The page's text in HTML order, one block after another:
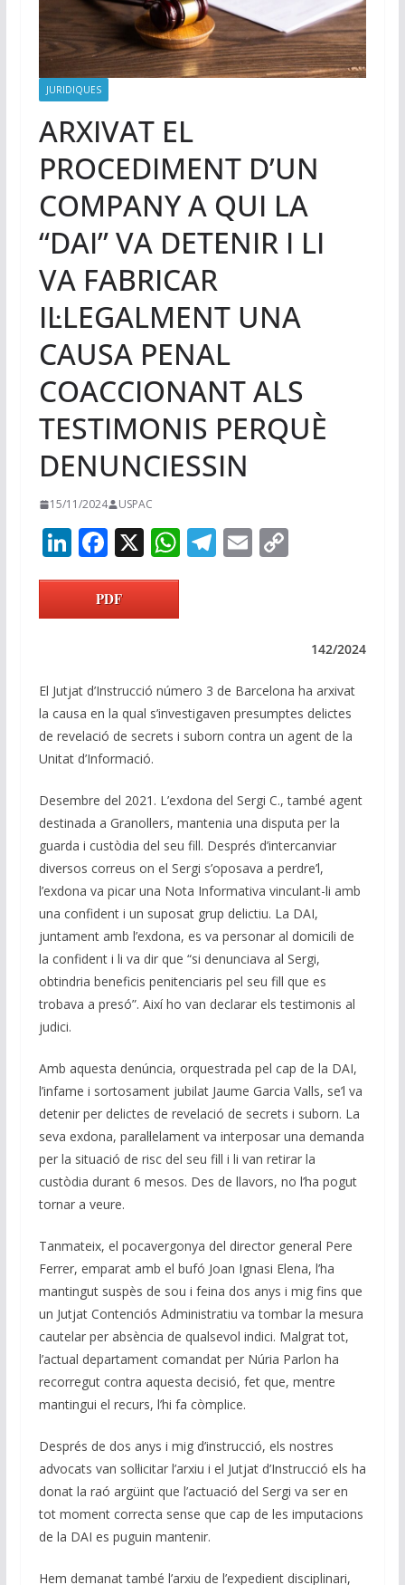
JURIDIQUES
ARXIVAT EL
PROCEDIMENT D’UN
COMPANY A QUI LA
“DAI” VA DETENIR I LI
VA FABRICAR
IL·LEGALMENT UNA
CAUSA PENAL
COACCIONANT ALS
TESTIMONIS PERQUÈ
DENUNCIESSIN
15/11/2024 USPAC
Li
n
k
e
n
F
ac
e
b
o
k
X W
p
p
T
m
E C
n
k
PDF
142/2024
El Jutjat d’Instrucció número 3 de Barcelona ha arxivat
la causa en la qual s’investigaven presumptes delictes
de revelació de secrets i suborn contra un agent de la
Unitat d’Informació.
Desembre del 2021. L’exdona del Sergi C., també agent
destinada a Granollers, mantenia una disputa per la
guarda i custòdia del seu fill. Després d’intercanviar
diversos correus on el Sergi s’oposava a perdre’l,
l’exdona va picar una Nota Informativa vinculant-li amb
una confident i un suposat grup delictiu. La DAI,
juntament amb l’exdona, es va personar al domicili de
la confident i li va dir que “si denunciava al Sergi,
obtindria beneficis penitenciaris pel seu fill que es
trobava a presó”. Així ho van declarar els testimonis al
judici.
Amb aquesta denúncia, orquestrada pel cap de la DAI,
l’infame i sortosament jubilat Jaume Garcia Valls, se’l va
detenir per delictes de revelació de secrets i suborn. La
seva exdona, paral·lelament va interposar una demanda
per la situació de risc del seu fill i li van retirar la
custòdia durant 6 mesos. Des de llavors, no l’ha pogut
tornar a veure.
Tanmateix, el pocavergonya del director general Pere
Ferrer, emparat amb el bufó Joan Ignasi Elena, l’ha
mantingut suspès de sou i feina dos anys i mig fins que
un Jutjat Contenciós Administratiu va tombar la mesura
cautelar per absència de qualsevol indici. Malgrat tot,
l’actual departament comandat per Núria Parlon ha
recorregut contra aquesta decisió, fet que, mentre
mantingui el recurs, l’hi fa còmplice.
Després de dos anys i mig d’instrucció, els nostres
advocats van sol·licitar l’arxiu i el Jutjat d’Instrucció els ha
donat la raó argüint que l’actuació del Sergi va ser en
tot moment correcta sense que cap de les imputacions
de la DAI es puguin mantenir.
Hem demanat també l’arxiu de l’expedient disciplinari,